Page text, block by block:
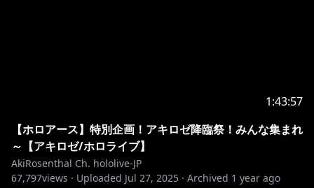
1:43:57
【ホロアース】特別企画！アキロゼ降臨祭！みんな集まれ
～【アキロゼ/ホロライブ】
AkiRosenthal Ch. hololive-JP
67,797views · Uploaded Jul 27, 2025 · Archived 1 year ago